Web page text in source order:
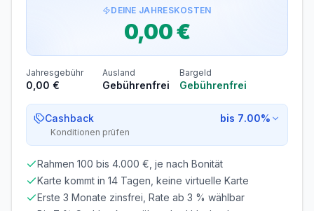
Visa/Mastercard-Referenzkurs (marktüblich)
Voraussetzungen
ab 18 Jahren
MINDESTEINKOMMEN
ab 0,00 €/Monat
Erforderlich Nicht erforderlich
Abrechnung & Zahlung
DEINE JAHRESKOSTEN
0,00 €
Jahresgebühr
0,00 €
Ausland
Gebührenfrei
Bargeld
Gebührenfrei
Cashback
Konditionen prüfen
bis 7.00%
Rahmen 100 bis 4.000 €, je nach Bonität
Karte kommt in 14 Tagen, keine virtuelle Karte
Erste 3 Monate zinsfrei, Rate ab 3 % wählbar